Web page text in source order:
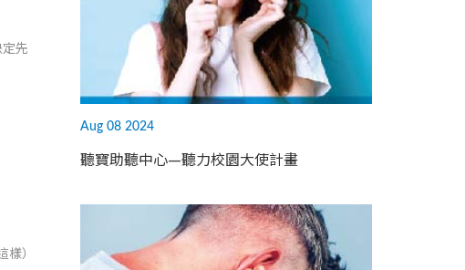
先
）
Aug 08 2024
聽寶助聽中心—聽力校園大使計畫